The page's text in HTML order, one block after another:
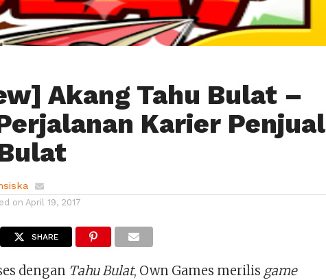
Akang Tahu Bulat –
Karier Penjual
on April 19, 2017
SHARE
dengan Tahu Bulat, Own Games merilis game